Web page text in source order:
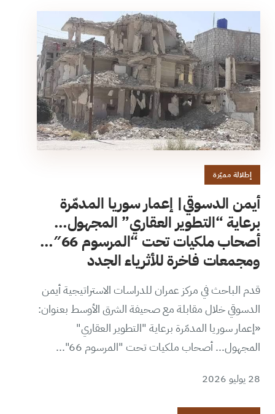
إطلالة مميّزة
أيمن الدسوقي| إعمار سوريا المدمّرة
برعاية “التطوير العقاري” المجهول…
أصحاب ملكيات تحت “المرسوم 66″…
ومجمعات فاخرة للأثرياء الجدد
قدم الباحث في مركز عمران للدراسات الاستراتيجية أيمن
الدسوقي خلال مقابلة مع صحيفة الشرق الأوسط بعنوان:
«إعمار سوريا المدمّرة برعاية "التطوير العقاري"
المجهول... أصحاب ملكيات تحت "المرسوم 66"...
28 يوليو 2026